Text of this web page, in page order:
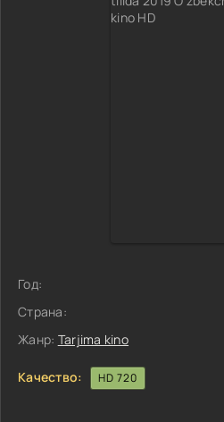
Год:
Страна:
Жанр: Tarjima kino
Качество: HD 720